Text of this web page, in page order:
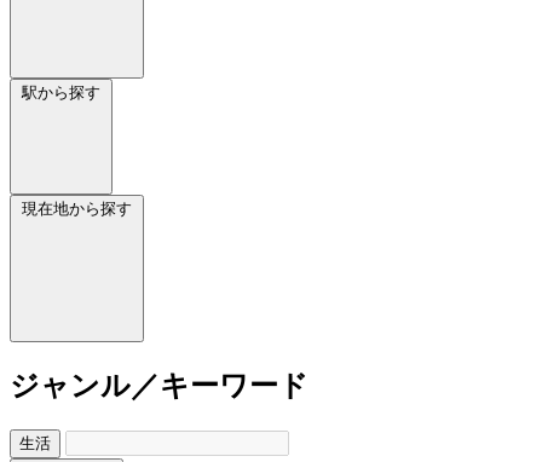
駅から探す
現在地から探す
ジャンル／キーワード
生活